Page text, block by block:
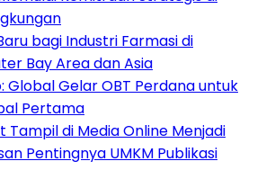
bagi Industri Farmasi di
Bay Area dan Asia
Global Gelar OBT Perdana untuk
Pertama
Tampil di Media Online Menjadi
Pentingnya UMKM Publikasi